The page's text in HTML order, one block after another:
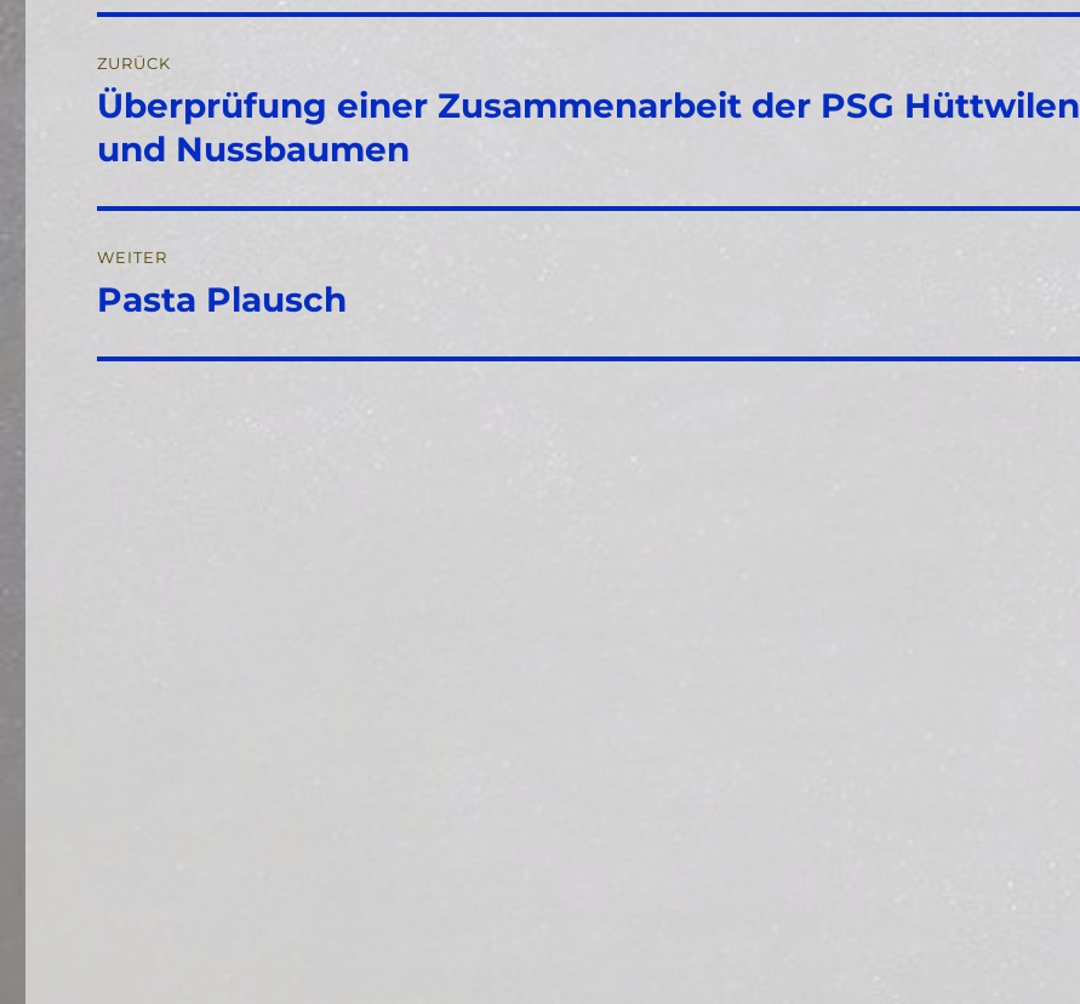
ZURÜCK
Vorheriger
Beitrag:
Überprüfung einer Zusammenarbeit der PSG Hüttwilen
und Nussbaumen
WEITER
Nächster
Pasta Plausch